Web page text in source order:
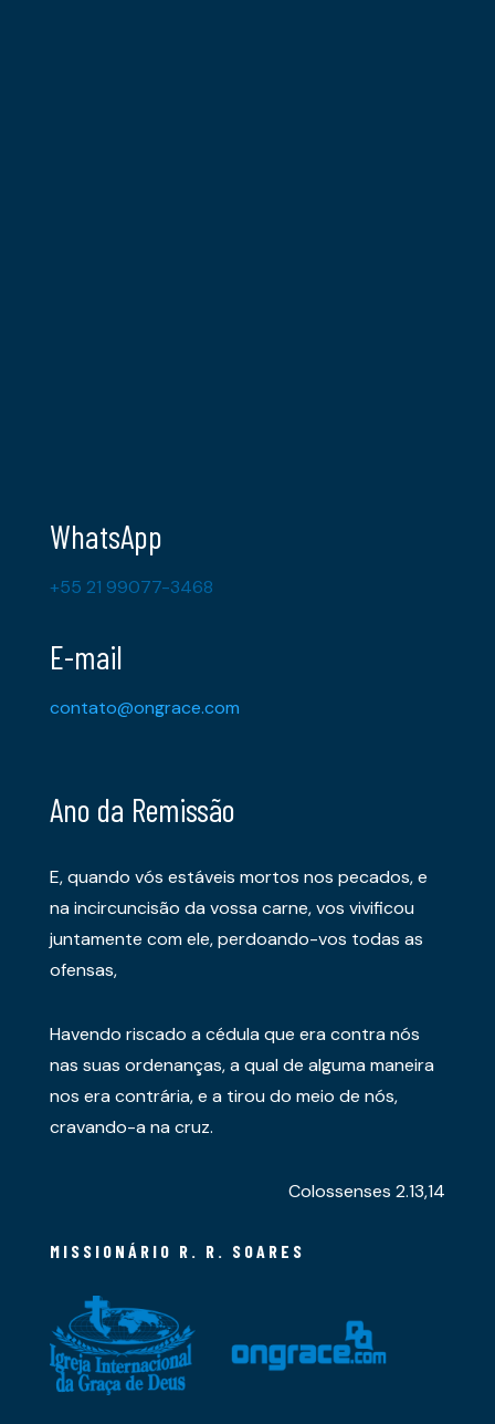
WhatsApp
+55 21 99077-3468
E-mail
contato@ongrace.com
Ano da Remissão
E, quando vós estáveis mortos nos pecados, e
na incircuncisão da vossa carne, vos vivificou
juntamente com ele, perdoando-vos todas as
ofensas,
Havendo riscado a cédula que era contra nós
nas suas ordenanças, a qual de alguma maneira
nos era contrária, e a tirou do meio de nós,
cravando-a na cruz.
Colossenses 2.13,14
MISSIONÁRIO R. R. SOARES